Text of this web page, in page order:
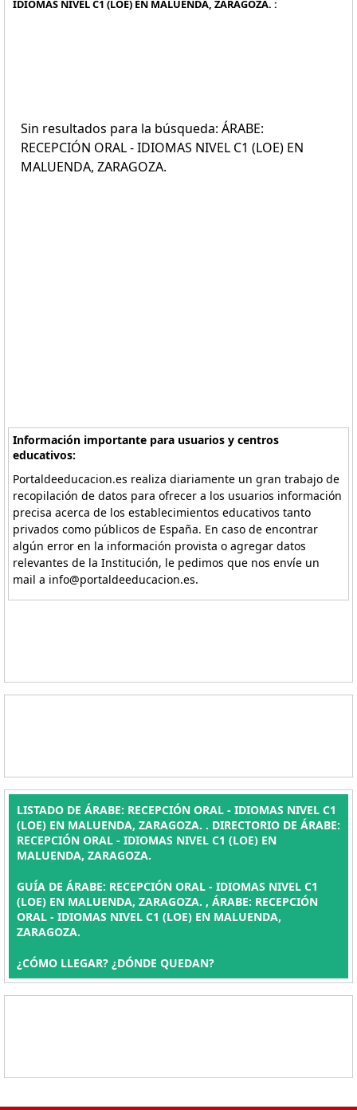
IDIOMAS NIVEL C1 (LOE) EN MALUENDA, ZARAGOZA. :
Sin resultados para la búsqueda: ÁRABE:
RECEPCIÓN ORAL - IDIOMAS NIVEL C1 (LOE) EN
MALUENDA, ZARAGOZA.
Información importante para usuarios y centros
educativos:
Portaldeeducacion.es realiza diariamente un gran trabajo de
recopilación de datos para ofrecer a los usuarios información
precisa acerca de los establecimientos educativos tanto
privados como públicos de España. En caso de encontrar
algún error en la información provista o agregar datos
relevantes de la Institución, le pedimos que nos envíe un
mail a info@portaldeeducacion.es.
LISTADO DE ÁRABE: RECEPCIÓN ORAL - IDIOMAS NIVEL C1
(LOE) EN MALUENDA, ZARAGOZA. . DIRECTORIO DE ÁRABE:
RECEPCIÓN ORAL - IDIOMAS NIVEL C1 (LOE) EN
MALUENDA, ZARAGOZA.
GUÍA DE ÁRABE: RECEPCIÓN ORAL - IDIOMAS NIVEL C1
(LOE) EN MALUENDA, ZARAGOZA. , ÁRABE: RECEPCIÓN
ORAL - IDIOMAS NIVEL C1 (LOE) EN MALUENDA,
ZARAGOZA.
¿CÓMO LLEGAR? ¿DÓNDE QUEDAN?